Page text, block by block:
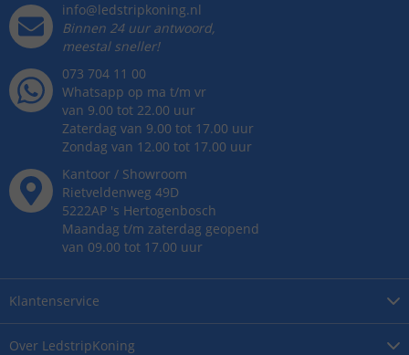
Over LedstripKoning
Klantenservice
info@ledstripkoning.nl
Binnen 24 uur antwoord,
meestal sneller!
073 704 11 00
Whatsapp op ma t/m vr
van 9.00 tot 22.00 uur
Zaterdag van 9.00 tot 17.00 uur
Zondag van 12.00 tot 17.00 uur
Kantoor / Showroom
Rietveldenweg 49D
5222AP 's Hertogenbosch
Maandag t/m zaterdag geopend
van 09.00 tot 17.00 uur